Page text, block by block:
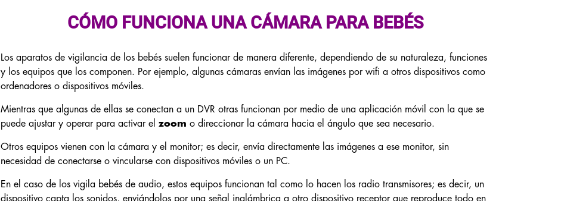
CÓMO FUNCIONA UNA CÁMARA PARA BEBÉS
Los aparatos de vigilancia de los bebés suelen funcionar de manera diferente, dependiendo de su naturaleza, funciones
y los equipos que los componen. Por ejemplo, algunas cámaras envían las imágenes por wifi a otros dispositivos como
ordenadores o dispositivos móviles.
Mientras que algunas de ellas se conectan a un DVR otras funcionan por medio de una aplicación móvil con la que se
puede ajustar y operar para activar elzoomo direccionar la cámara hacia el ángulo que sea necesario.
Otros equipos vienen con la cámara y el monitor; es decir, envía directamente las imágenes a ese monitor, sin
necesidad de conectarse o vincularse con dispositivos móviles o un PC.
En el caso de los vigila bebés de audio, estos equipos funcionan tal como lo hacen los radio transmisores; es decir, un
dispositivo capta los sonidos, enviándolos por una señal inalámbrica a otro dispositivo receptor que reproduce todo en
HAS CONSEGUIDO UN
10% EXTRA DE